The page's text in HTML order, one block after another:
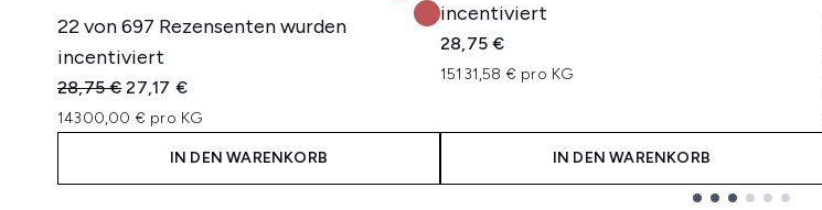
22 von 697 Rezensenten wurden
incentiviert
Unverbindliche Preisempfehlung:
28,75 €Aktueller Preis:
27,17 €
14300,00 € pro KG
IN DEN WARENKORB
incentiviert
28,75 €
15131,58 € pro KG
IN DEN WARENKORB